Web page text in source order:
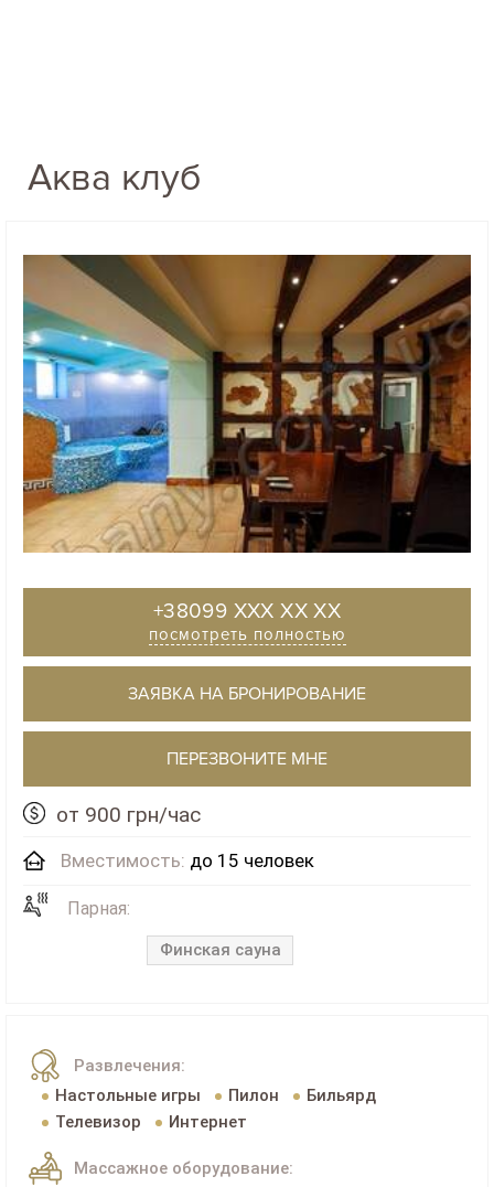
Аква клуб
+38099 XXX XX XX
посмотреть полностью
ЗАЯВКА НА БРОНИРОВАНИЕ
ПЕРЕЗВОНИТЕ МНЕ
от 900 грн/час
Вместимость: до 15 человек
Парная:
Финская сауна
Развлечения:
Настольные игры
Пилон
Бильярд
Телевизор
Интернет
Массажное оборудование: